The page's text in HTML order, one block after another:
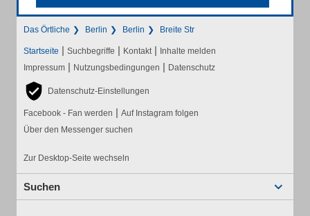
Das Örtliche Berlin Berlin Breite Str
Startseite | Suchbegriffe | Kontakt | Inhalte melden
Impressum | Nutzungsbedingungen | Datenschutz
Datenschutz-Einstellungen
Facebook - Fan werden | Auf Instagram folgen
Über den Messenger suchen
Zur Desktop-Seite wechseln
Suchen